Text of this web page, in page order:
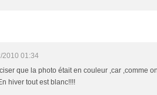
2010 01:34
que la photo était en couleur ,car ,comme
hiver tout est blanc!!!!